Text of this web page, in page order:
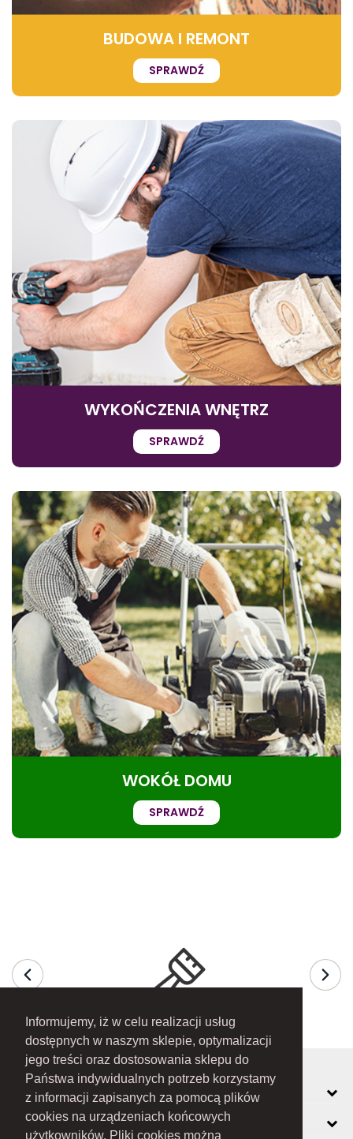
Informujemy, iż w celu realizacji usług
dostępnych w naszym sklepie, optymalizacji
jego treści oraz dostosowania sklepu do
Państwa indywidualnych potrzeb korzystamy
z informacji zapisanych za pomocą plików
cookies na urządzeniach końcowych
użytkowników. Pliki cookies można
BUDOWA I REMONT
SPRAWDŹ
WYKOŃCZENIA WNĘTRZ
SPRAWDŹ
WOKÓŁ DOMU
SPRAWDŹ
MOJE KONTO
INFORMACJE